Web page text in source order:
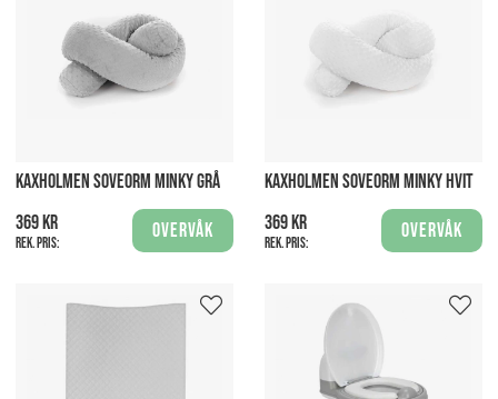
KAXHOLMEN SOVEORM MINKY GRÅ
369 kr
Rek. pris:
Overvåk
KAXHOLMEN SOVEORM MINKY HVIT
369 kr
Rek. pris:
Overvåk